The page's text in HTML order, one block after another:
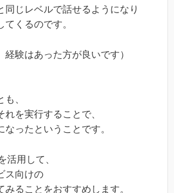
同じレベルで話せるようになり
くるのです。
経験はあった方が良いです）
、
を実行することで、
なったということです。
活用して、
ス向けの
ることをおすすめします。